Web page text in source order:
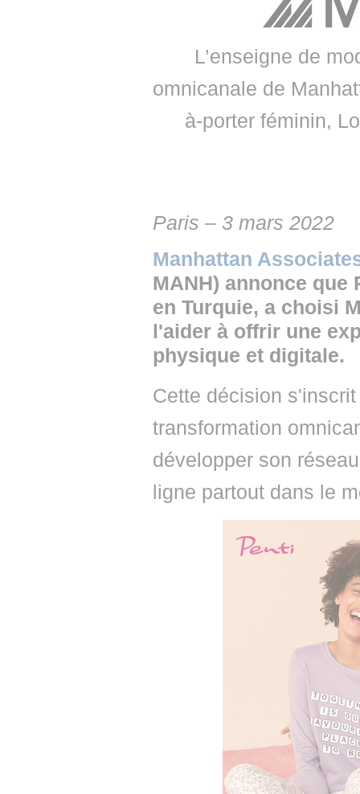
TOUTES LES INTERVIEWS
👉 PLANNING EDITORIAL
•
•
👉
L’enseigne de
omnicanale de
à-porter féminin,
Paris – 3 mars 2022
Manhattan
MANH) annonce que
en Turquie, a choisi
l'aider à offrir une
physique et digitale.
Cette décision
transformation
développer son
ligne partout dans le